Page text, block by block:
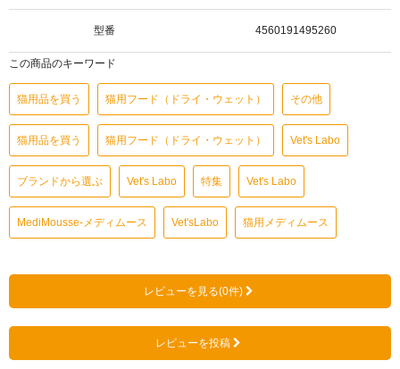
型番 4560191495260
この商品のキーワード
猫用品を買う 猫用フード（ドライ・ウェット） その他
猫用品を買う 猫用フード（ドライ・ウェット） Vet's Labo
ブランドから選ぶ Vet's Labo 特集 Vet's Labo
MediMousse-メディムース Vet'sLabo 猫用メディムース
レビューを見る(0件)
レビューを投稿